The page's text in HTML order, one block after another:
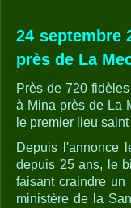
24 septembre
près de La
Près de 720
à Mina près de La
le premier lieu
Depuis l'annonce
depuis 25 ans, le
faisant craindre
ministère de la